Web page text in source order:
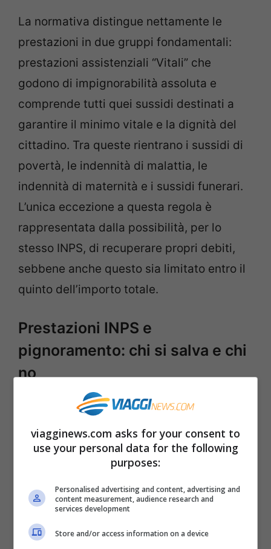
La normativa distingue nettamente le
prestazioni in due gruppi fondamentali:
prestazioni assistenziali “Vitali” che
godono di impignorabilità assoluta e
comprende tutti quei sussidi destinati a
garantire il minimo vitale e la dignità del
cittadino. Tra queste rientrano i sussidi di
povertà, le indennità di malattia, le
indennità di maternità e i sussidi funerari.
L’unica eccezione a questa regola è
rappresentata dalla possibilità, per lo
stesso INPS, di recuperare propri debiti,
sebbene anche questo sia limitato entro il
quinto dell’importo totale.
Prestazioni INPS e
pignoramento: chi si salva e chi
no
Ci sono poi le prestazioni sostitutive della
retribuzione ovvero le indennità che
intervengono in assenza di uno stipendio,
come la NASpI (indennità di
disoccupazione), la Cassa Integrazione e
la Mobilità.
viagginews.com asks for your consent to
use your personal data for the following
purposes:
Personalised advertising and content, advertising and
content measurement, audience research and
services development
Store and/or access information on a device